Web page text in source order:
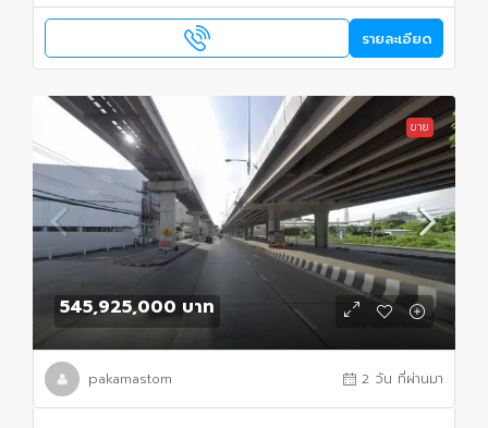
รายละเอียด
ขาย
545,925,000 บาท
pakamastom 2 วัน ที่ผ่านมา